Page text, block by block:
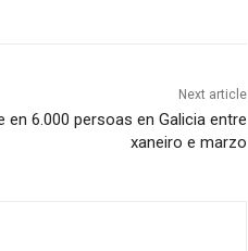
Next article
en 6.000 persoas en Galicia entre
xaneiro e marzo